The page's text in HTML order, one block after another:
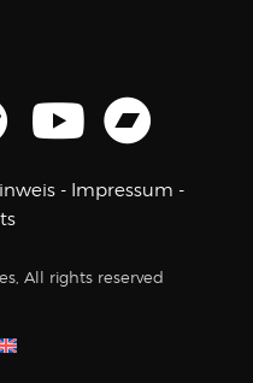
- Impressum -
All rights reserved